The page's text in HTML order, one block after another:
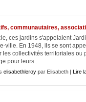
communautaires,
ces jardins s'appelaient
ville. En 1948, ils se sont
les collectivités territoriales
pour leurs...
elisabethleroy par Elisabeth | Lire